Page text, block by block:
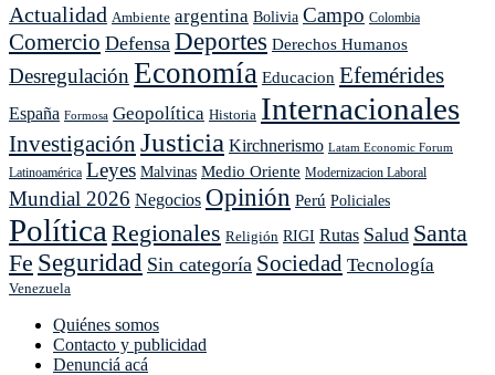
Bahía
Blanca
se
prepara
exportar
el
boom
de
Vaca
Muerta
Actualidad Ambiente argentina Bolivia Campo Colombia
Comercio Defensa Deportes Derechos Humanos
Desregulación Economía Educacion Efemérides
España Formosa Geopolítica Historia Internacionales
Investigación Justicia Kirchnerismo Latam Economic Forum
Latinoamérica Leyes Malvinas Medio Oriente Modernizacion Laboral
Mundial 2026 Negocios Opinión Perú Policiales
Política Regionales Religión RIGI Rutas Salud Santa
Fe Seguridad Sin categoría Sociedad Tecnología
Venezuela
Quiénes somos
Contacto y publicidad
Denunciá acá